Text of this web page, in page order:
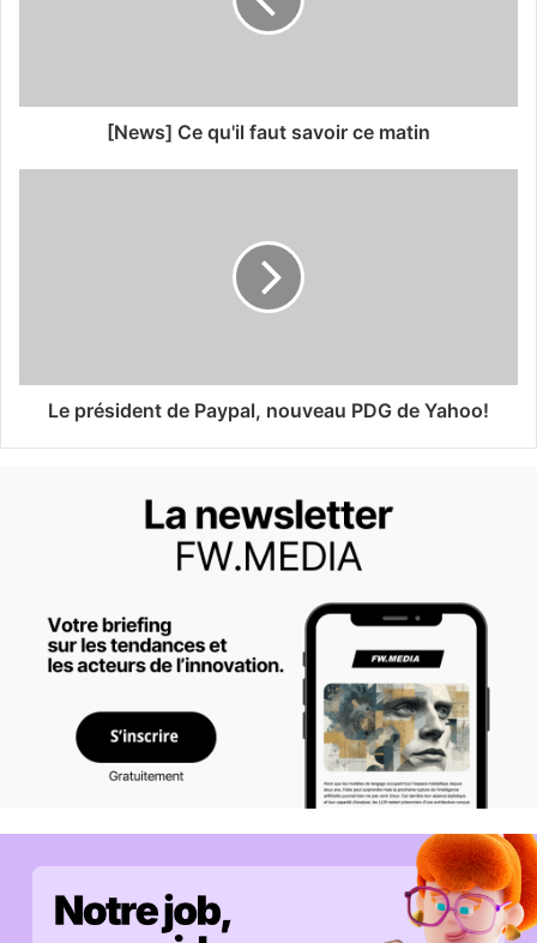
[News] Ce qu'il faut savoir ce matin
Le président de Paypal, nouveau PDG de Yahoo!